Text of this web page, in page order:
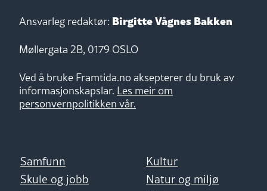
Ansvarleg redaktør: Birgitte Vågnes Bakken
Møllergata 2B, 0179 OSLO
Ved å bruke Framtida.no aksepterer du bruk av
informasjonskapslar. Les meir om
personvernpolitikken vår.
Samfunn
Kultur
Skule og jobb
Natur og miljø